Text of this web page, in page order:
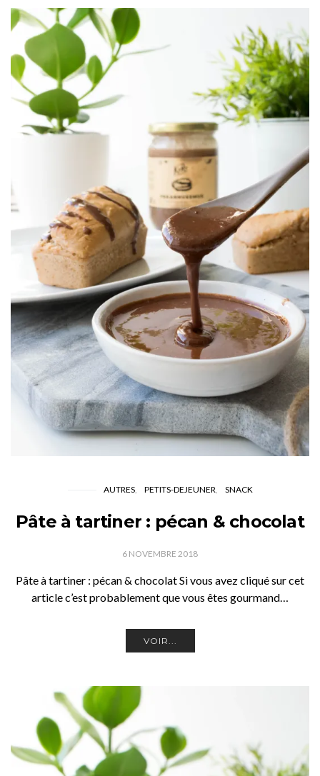
AUTRES PETITS-DEJEUNER SNACK
Pâte à tartiner : pécan & chocolat
6 NOVEMBRE 2018
Pâte à tartiner : pécan & chocolat Si vous avez cliqué sur cet
article c’est probablement que vous êtes gourmand…
VOIR...